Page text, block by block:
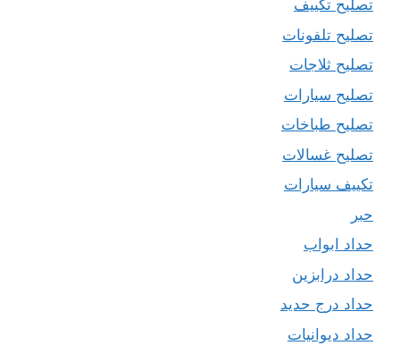
تصليح تكييف
تصليح تلفونات
تصليح ثلاجات
تصليح سيارات
تصليح طباخات
تصليح غسالات
تكييف سيارات
حبر
حداد ابواب
حداد درابزين
حداد درج حديد
حداد ديوانيات